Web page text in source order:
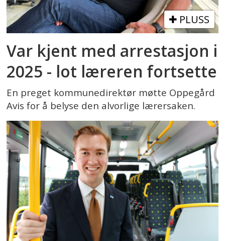
PLUSS
Var kjent med arrestasjon i
2025 - lot læreren fortsette
En preget kommunedirektør møtte Oppegård
Avis for å belyse den alvorlige lærersaken.